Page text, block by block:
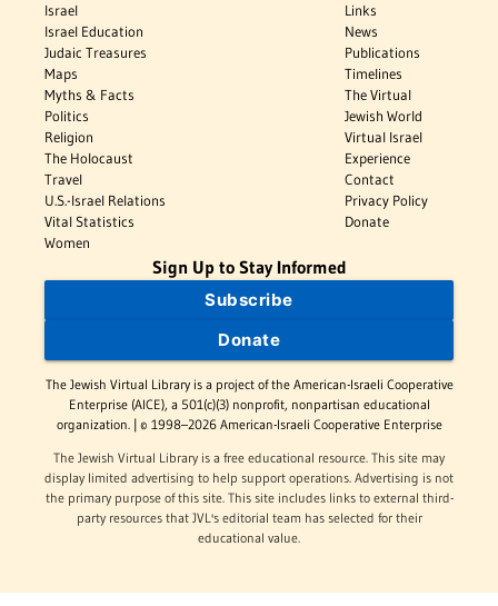
Israel
Israel Education
Judaic Treasures
Maps
Myths & Facts
Politics
Religion
The Holocaust
Travel
U.S.-Israel Relations
Vital Statistics
Women
Links
News
Publications
Timelines
The Virtual
Jewish World
Virtual Israel
Experience
Contact
Privacy Policy
Donate
Sign Up to Stay Informed
Subscribe
Donate
The Jewish Virtual Library is a project of the American-Israeli Cooperative
Enterprise (AICE), a 501(c)(3) nonprofit, nonpartisan educational
organization. | © 1998–2026 American-Israeli Cooperative Enterprise
The Jewish Virtual Library is a free educational resource. This site may
display limited advertising to help support operations. Advertising is not
the primary purpose of this site. This site includes links to external third-
party resources that JVL's editorial team has selected for their
educational value.